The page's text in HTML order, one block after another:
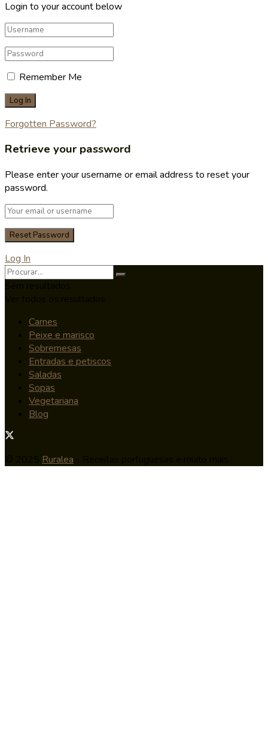
Login to your account below
Remember Me
Forgotten Password?
Retrieve your password
Please enter your username or email address to reset your
password.
Log In
Carnes
Peixe e marisco
Sobremesas
Entradas e petiscos
Saladas
Sopas
Vegetariana
Blog
Ruralea